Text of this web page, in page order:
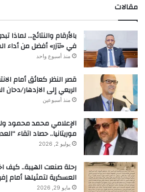
مقالات
بالأرقام والنتائج… لماذا
في «تآزر» أفضل من أداء
منذ أسبوع واحد
قصر النظر كعائق أمام
الريعي إلى الازدهار/دحان
منذ أسبوعين
الإعلامي محمد محمود
موريتانيا.. حصاد اتقاء
يوليو 2, 2026
رحلة صنعت الهيبة.. كيف
العسكرية لتمثيلها أمام
مايو 29, 2026